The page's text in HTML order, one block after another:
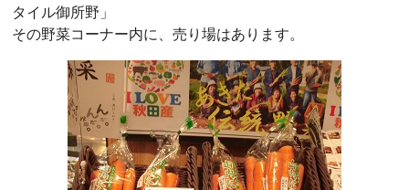
タイル御所野」
その野菜コーナー内に、売り場はあります。